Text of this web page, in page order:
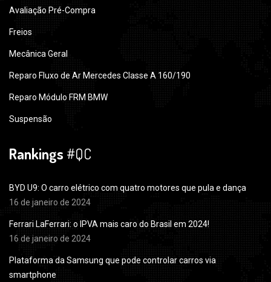
Avaliação Pré-Compra
Freios
Mecânica Geral
Reparo Fluxo de Ar Mercedes Classe A 160/190
Reparo Módulo FRM BMW
Suspensão
Rankings #QC
BYD U9: O carro elétrico com quatro motores que pula e dança
16 de janeiro de 2024
Ferrari LaFerrari: o IPVA mais caro do Brasil em 2024!
16 de janeiro de 2024
Plataforma da Samsung que pode controlar carros via
smartphone